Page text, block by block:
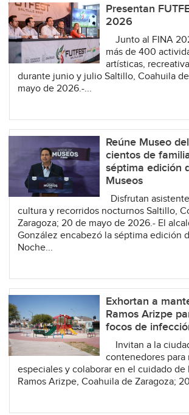
Presentan
2026
Junto al FINA
más de 400
artísticas,
durante junio y julio Saltillo, Coahuila
mayo de 2026.-...
Reúne Museo
cientos de
séptima edición
Museos
Disfrutan
cultura y recorridos nocturnos Saltillo,
Zaragoza; 20 de mayo de 2026.- El
González encabezó la séptima edición
Noche...
Exhortan a
Ramos Arizpe
focos de
Invitan a la
contenedores para
especiales y colaborar en el cuidado de
Ramos Arizpe, Coahuila de Zaragoza;